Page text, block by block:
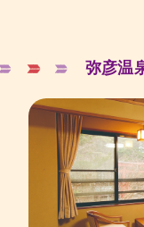
弥彦温